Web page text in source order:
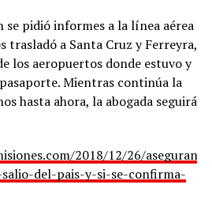
pidió informes a la línea aérea
trasladó a Santa Cruz y Ferreyra,
los aeropuertos donde estuvo y
Mientras continúa la
hasta ahora, la abogada seguirá
2018/12/26/aseguran-
del-pais-y-si-se-confirma-